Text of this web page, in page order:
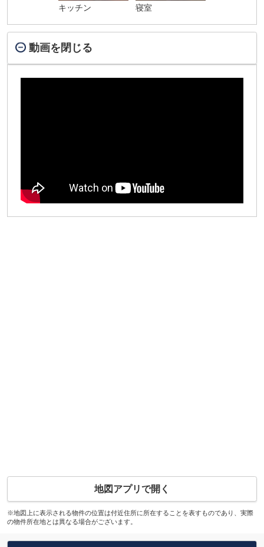
キッチン 寝室
動画を閉じる
地図アプリで開く
※地図上に表示される物件の位置は付近住所に所在することを表すものであり、実際
の物件所在地とは異なる場合がございます。